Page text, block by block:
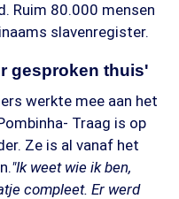
Ruim 80.000 mensen
slavenregister.
gesproken thuis'
werkte mee aan het
Traag is op
Ze is al vanaf het
"Ik weet wie ik ben,
compleet. Er werd